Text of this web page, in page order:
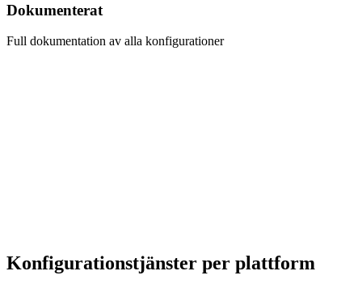
Dokumenterat
Full dokumentation av alla konfigurationer
Konfigurationstjänster per plattform